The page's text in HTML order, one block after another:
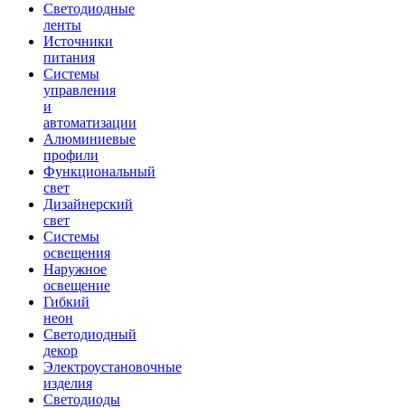
Светодиодные
ленты
Источники
питания
Системы
управления
и
автоматизации
Алюминиевые
профили
Функциональный
свет
Дизайнерский
свет
Системы
освещения
Наружное
освещение
Гибкий
неон
Светодиодный
декор
Электроустановочные
изделия
Светодиоды